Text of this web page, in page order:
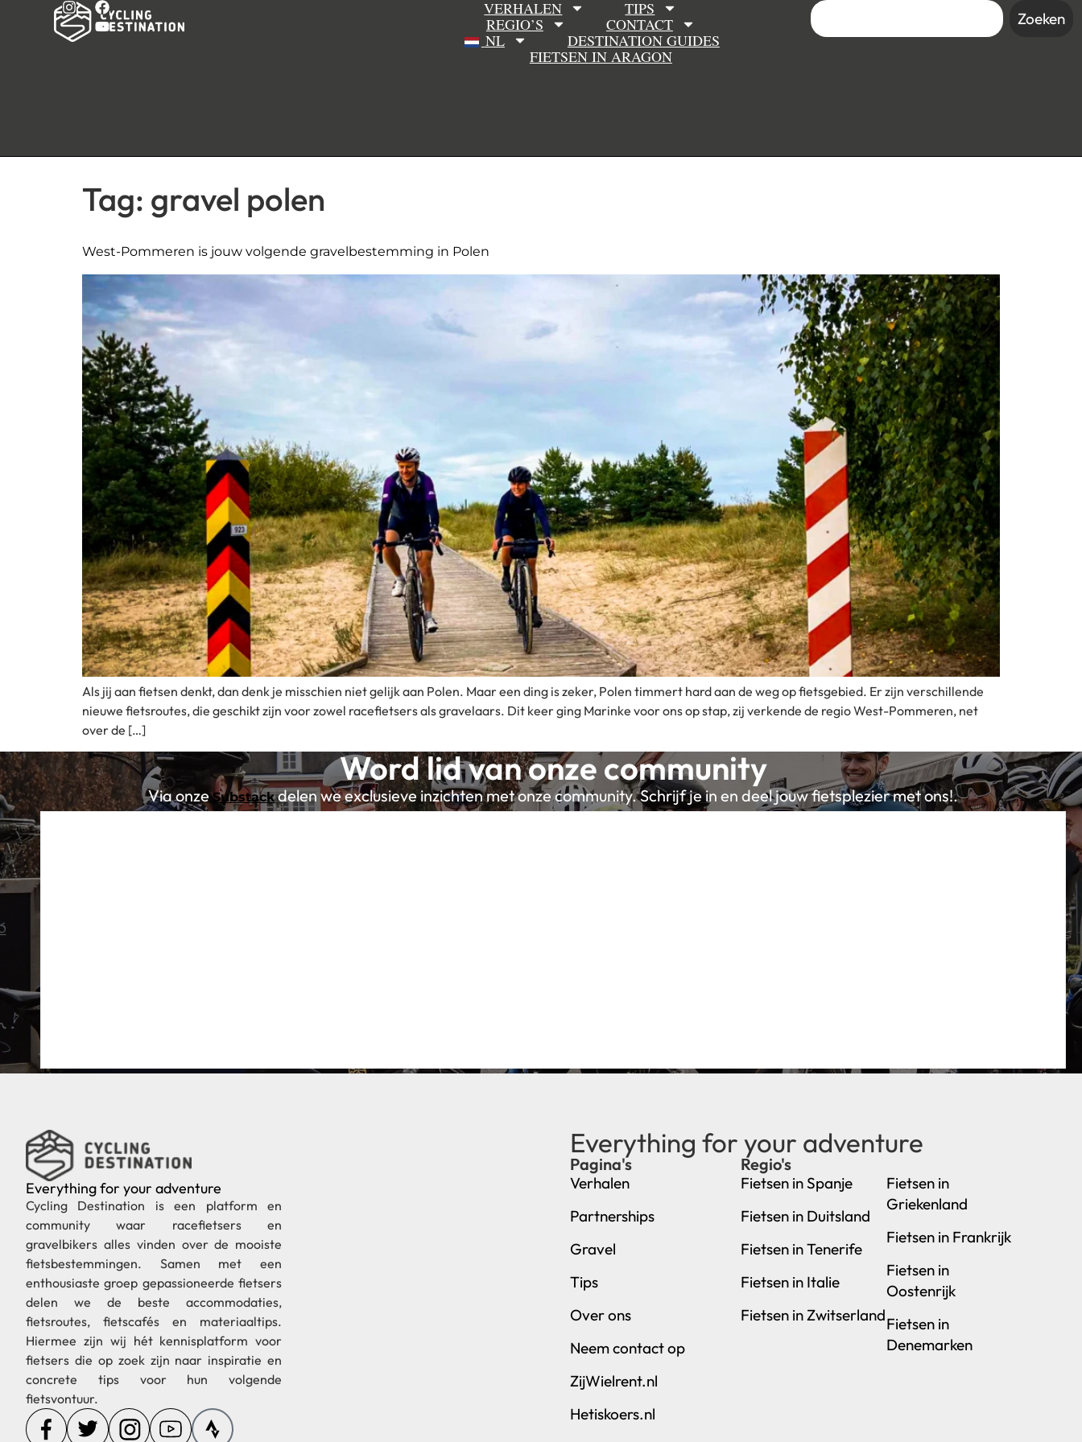
VERHALEN
TIPS
REGIO’S
CONTACT
NL
DESTINATION GUIDES
FIETSEN IN ARAGON
Zoeken
Tag: gravel polen
West-Pommeren is jouw volgende gravelbestemming in Polen
Als jij aan fietsen denkt, dan denk je misschien niet gelijk aan Polen. Maar een ding is zeker, Polen timmert hard aan de weg op fietsgebied. Er zijn verschillende
nieuwe fietsroutes, die geschikt zijn voor zowel racefietsers als gravelaars. Dit keer ging Marinke voor ons op stap, zij verkende de regio West-Pommeren, net
over de […]
Word lid van onze community
Via onzeSubstackdelen we exclusieve inzichten met onze community. Schrijf je in en deel jouw fietsplezier met ons!.
Everything for your adventure
Cycling Destination is een platform en
community waar racefietsers en
gravelbikers alles vinden over de mooiste
fietsbestemmingen. Samen met een
enthousiaste groep gepassioneerde fietsers
delen we de beste accommodaties,
fietsroutes, fietscafés en materiaaltips.
Hiermee zijn wij hét kennisplatform voor
fietsers die op zoek zijn naar inspiratie en
concrete tips voor hun volgende
fietsvontuur.
Everything for your adventure
Pagina's
Verhalen
Partnerships
Gravel
Tips
Over ons
Neem contact op
ZijWielrent.nl
Hetiskoers.nl
Regio's
Fietsen in Spanje
Fietsen in Duitsland
Fietsen in Tenerife
Fietsen in Italie
Fietsen in Zwitserland
Fietsen in
Griekenland
Fietsen in Frankrijk
Fietsen in
Oostenrijk
Fietsen in
Denemarken